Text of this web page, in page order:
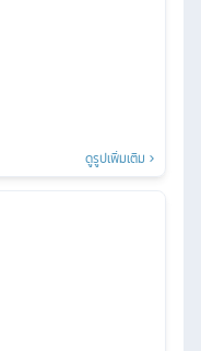
ดูรูปเพิ่มเติม